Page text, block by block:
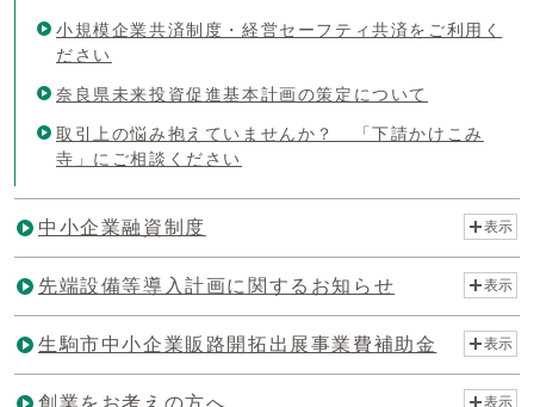
小規模企業共済制度・経営セーフティ共済をご利用く
ださい
奈良県未来投資促進基本計画の策定について
取引上の悩み抱えていませんか？ 「下請かけこみ
寺」にご相談ください
中小企業融資制度 表示
先端設備等導入計画に関するお知らせ 表示
生駒市中小企業販路開拓出展事業費補助金 表示
創業をお考えの方へ 表示